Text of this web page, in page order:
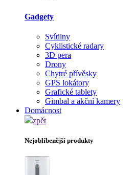
Gadgety
Svítilny
Cyklistické radary
3D pera
Drony
Chytré přívěsky
GPS lokátory
Grafické tablety
Gimbal a akční kamery
Domácnost
zpět
Nejoblíbenější produkty